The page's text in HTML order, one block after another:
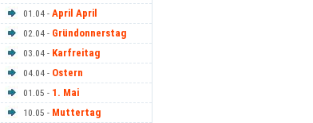
01.04 - April April
02.04 - Gründonnerstag
03.04 - Karfreitag
04.04 - Ostern
01.05 - 1. Mai
10.05 - Muttertag